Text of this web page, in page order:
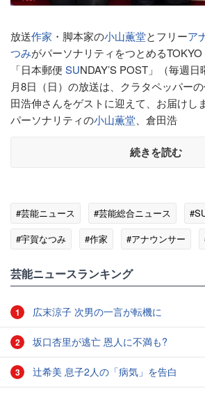
放送作家 ・脚本家の小山薫堂とフリーア
つみがパーソナリティをつとめる
「日本郵便 SUNDAY’S POST」（毎週
月8日（日）の放送は、クラタペッパー
田浩伸さんをゲストに迎えて、お届けし
パーソナリティの小山薫堂 、倉田浩
続きを読む
#芸能ニュース #芸能総合ニュース
#宇賀なつみ
#作家 #アナウンサー
芸能ニュースランキング
1 広末涼子 次男の一言が転機に
2 坂口杏里が逃亡 恩人に不満も?
3 辻希美 息子2人の「病気」を告白